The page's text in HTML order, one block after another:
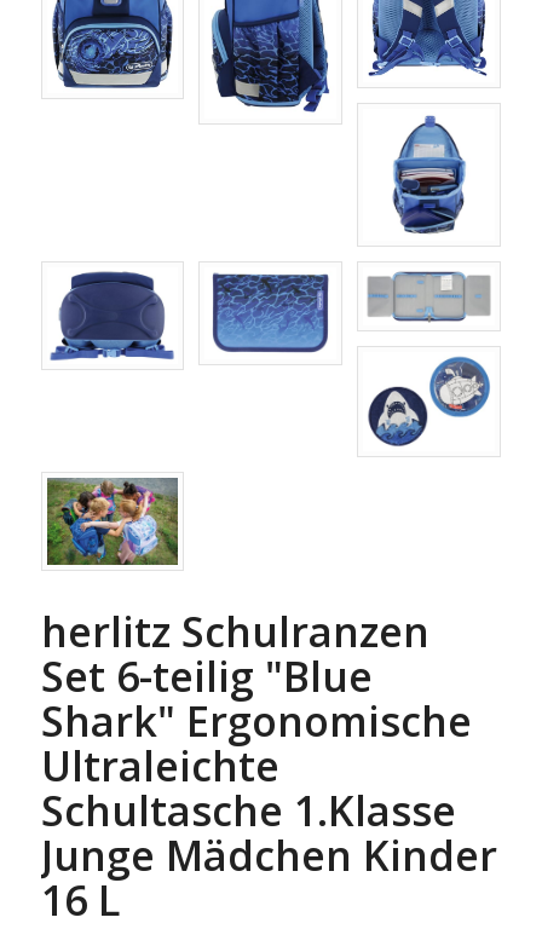
herlitz Schulranzen
Set 6-teilig "Blue
Shark" Ergonomische
Ultraleichte
Schultasche 1.Klasse
Junge Mädchen Kinder
16 L